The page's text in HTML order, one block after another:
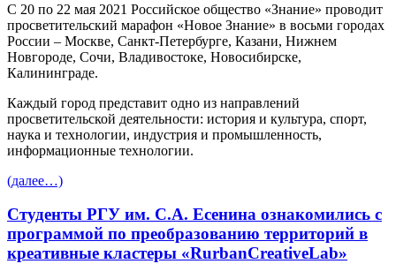
С 20 по 22 мая 2021 Российское общество «Знание» проводит
просветительский марафон «Новое Знание» в восьми городах
России – Москве, Санкт-Петербурге, Казани, Нижнем
Новгороде, Сочи, Владивостоке, Новосибирске,
Калининграде.
Каждый город представит одно из направлений
просветительской деятельности: история и культура, спорт,
наука и технологии, индустрия и промышленность,
информационные технологии.
(далее…)
Студенты РГУ им. С.А. Есенина ознакомились с
программой по преобразованию территорий в
креативные кластеры «RurbanCreativeLab»